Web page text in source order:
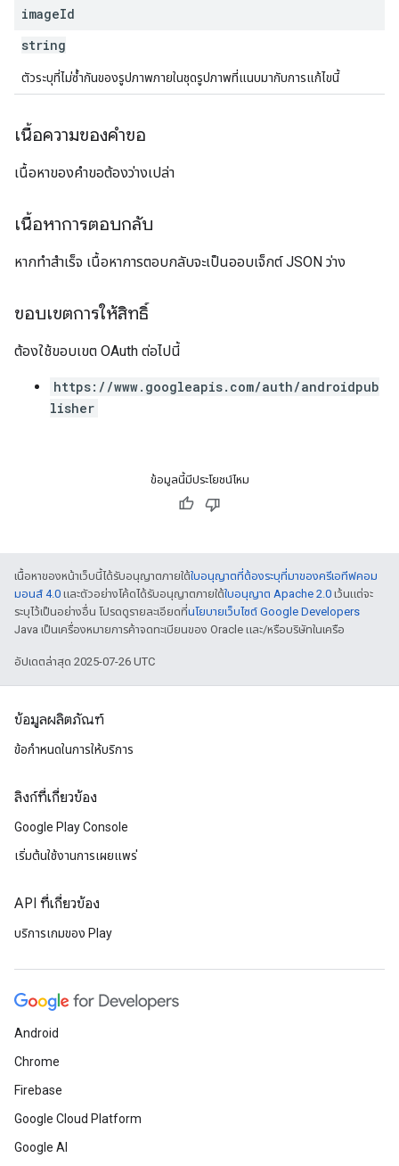
imageId
string
ตัวระบุที่ไม่ซ้ำกันของรูปภาพภายในชุดรูปภาพที่แนบมากับการแก้ไขนี้
เนื้อความของคำขอ
เนื้อหาของคำขอต้องว่างเปล่า
เนื้อหาการตอบกลับ
หากทำสำเร็จ เนื้อหาการตอบกลับจะเป็นออบเจ็กต์ JSON ว่าง
ขอบเขตการให้สิทธิ์
ต้องใช้ขอบเขต OAuth ต่อไปนี้
https://www.googleapis.com/auth/androidpub
lisher
ข้อมูลนี้มีประโยชน์ไหม
เนื้อหาของหน้าเว็บนี้ได้รับอนุญาตภายใต้ใบอนุญาตที่ต้องระบุที่มาของครีเอทีฟคอม
มอนส์ 4.0 และตัวอย่างโค้ดได้รับอนุญาตภายใต้ใบอนุญาต Apache 2.0 เว้นแต่จะ
ระบุไว้เป็นอย่างอื่น โปรดดูรายละเอียดที่นโยบายเว็บไซต์ Google Developers
Java เป็นเครื่องหมายการค้าจดทะเบียนของ Oracle และ/หรือบริษัทในเครือ
อัปเดตล่าสุด 2025-07-26 UTC
ข้อมูลผลิตภัณฑ์
ข้อกำหนดในการให้บริการ
ลิงก์ที่เกี่ยวข้อง
Google Play Console
เริ่มต้นใช้งานการเผยแพร่
API ที่เกี่ยวข้อง
บริการเกมของ Play
Android
Chrome
Firebase
Google Cloud Platform
Google AI